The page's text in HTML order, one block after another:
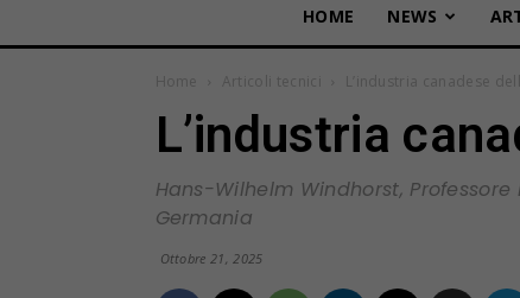
HOME NEWS
Home Articoli tecnici L’industria canadese
L’industria
Hans-Wilhelm Windhorst,
Germania
Ottobre 21, 2025